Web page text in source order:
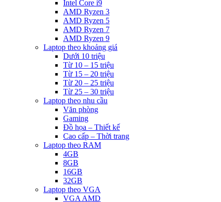
Intel Core i9
AMD Ryzen 3
AMD Ryzen 5
AMD Ryzen 7
AMD Ryzen 9
Laptop theo khoảng giá
Dưới 10 triệu
Từ 10 – 15 triệu
Từ 15 – 20 triệu
Từ 20 – 25 triệu
Từ 25 – 30 triệu
Laptop theo nhu cầu
Văn phòng
Gaming
Đồ họa – Thiết kế
Cao cấp – Thời trang
Laptop theo RAM
4GB
8GB
16GB
32GB
Laptop theo VGA
VGA AMD